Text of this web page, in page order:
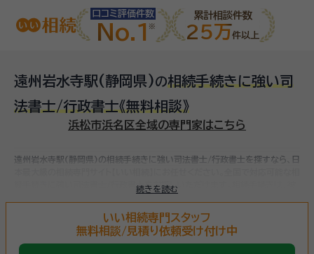
口コミ評価件数
No.1
累計相談件数
25万件以上
遠州岩水寺駅(静岡県)の相続手続きに強い司
法書士/行政書士《無料相談》
浜松市浜名区全域の専門家はこちら
続きを読む
遠州岩水寺駅(静岡県)の相続手続きに強い司法書士/行政書士を探すなら、日
続手続きに強い司法書士/行政書士をお探しいただけます。
（相続財産が基礎控除額を超えていた場合）など多岐に渡るため、相続手続き
まずは相談しましょう。
いい相続専門スタッフ
無料相談/見積り依頼受け付け中